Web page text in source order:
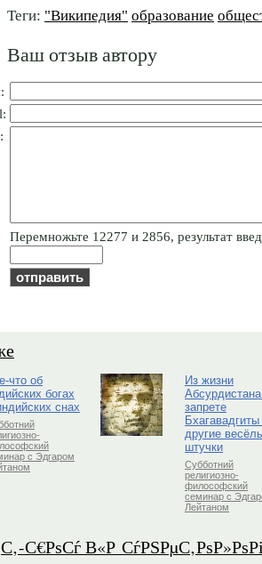
Теги: "Википедия" образование
Ваш отзыв автору
Пepeмнoжьтe 12277 и 2856, результат
что об
богах
снах
с Эдгаром
Из жизни
запрете
Бхагавадгиты
другие
штучки
Субботний
религиозно-
философский
семинар с
Лейтаном
С€РѕСѓ В«Р